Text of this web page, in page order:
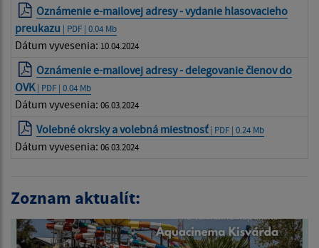
Oznámenie e-mailovej adresy - vydanie hlasovacieho
preukazu | PDF | 0.04 Mb
Dátum vyvesenia: 10.04.2024
Oznámenie e-mailovej adresy - delegovanie členov do
OVK| PDF | 0.04 Mb
Dátum vyvesenia: 06.03.2024
Volebné okrsky a volebná miestnosť| PDF | 0.24 Mb
Dátum vyvesenia: 06.03.2024
Zoznam aktualít: